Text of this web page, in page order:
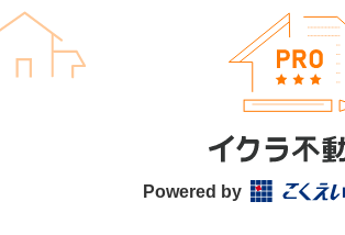
Powered by